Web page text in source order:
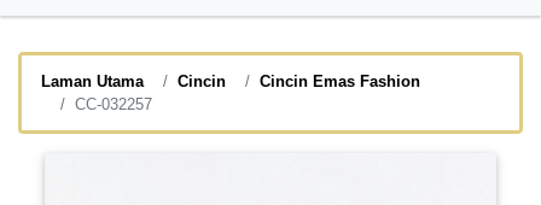
Laman Utama Cincin
Cincin Emas Fashion
CC-032257